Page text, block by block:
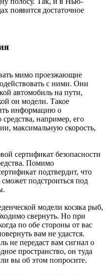
появится достаточное
мимо проезжающие
с ними. Они
автомобиль на пути,
он модели. Такое
информацию о
средства, например, его
максимальную скорость,
сертификат безопасности
Помимо
подтвердит, что
подстроиться под
модели косяка рыб,
свернуть. Но при
по обе стороны от вас
вам не удастся.
не передаст вам сигнал о
пространство, он туда
вы об этом попросите.